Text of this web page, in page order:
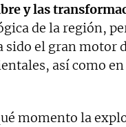
y las
de la región,
el gran motor
así como
momento la